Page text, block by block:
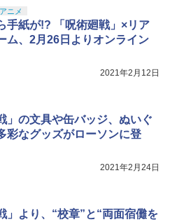
十翼より来たる！スタジオ描き下ろ
ストボード付) [DVD]
アニメ
手紙が!? 「呪術廻戦」×リア
ム、2月26日よりオンライン
2021年2月12日
」の文具や缶バッジ、ぬいぐ
彩なグッズがローソンに登
2021年2月24日
」より、“校章”と“両面宿儺を